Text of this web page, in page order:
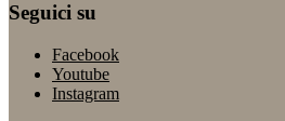
Seguici su
Facebook
Youtube
Instagram